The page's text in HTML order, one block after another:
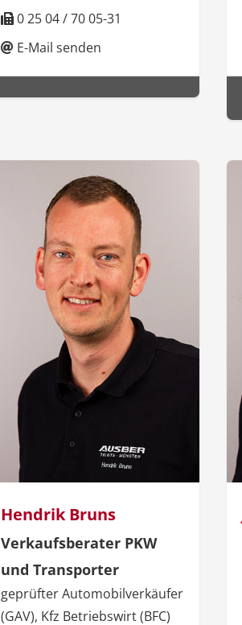
0 25 04 / 70 05-31
E-Mail senden
Hendrik Bruns
Verkaufsberater PKW
und Transporter
geprüfter Automobilverkäufer
(GAV), Kfz Betriebswirt (BFC)